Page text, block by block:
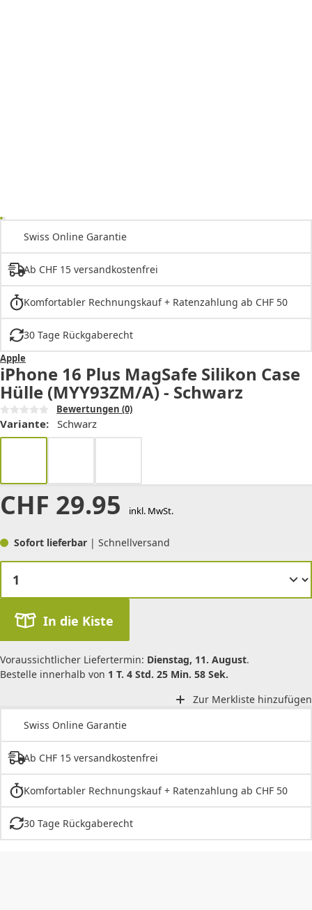
Swiss Online Garantie
Ab CHF 15 versandkostenfrei
Komfortabler Rechnungskauf + Ratenzahlung ab CHF 50
30 Tage Rückgaberecht
Apple
iPhone 16 Plus MagSafe Silikon Case
Hülle (MYY93ZM/A) - Schwarz
Bewertungen (0)
Variante: Schwarz
CHF 29.95 inkl. MwSt.
Sofort lieferbar | Schnellversand
In die Kiste
Voraussichtlicher Liefertermin: Dienstag, 11. August.
Bestelle innerhalb von 1 T. 4 Std. 25 Min. 58 Sek.
Zur Merkliste hinzufügen
Swiss Online Garantie
Ab CHF 15 versandkostenfrei
Komfortabler Rechnungskauf + Ratenzahlung ab CHF 50
30 Tage Rückgaberecht